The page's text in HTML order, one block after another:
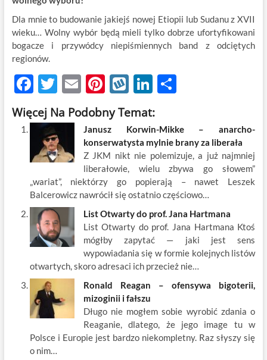
Dla mnie to budowanie jakiejś nowej Etiopii lub Sudanu z XVII
wieku… Wolny wybór będą mieli tylko dobrze ufortyfikowani
bogacze i przywódcy niepiśmiennych band z odciętych
regionów.
F
ac
e
b
o
o
k
T
w
itt
er
E
m
ail
Pi
nt
er
es
t
W
k
o
p
Li
k
e
dI
n
S
ar
e
Więcej Na Podobny Temat:
Janusz Korwin-Mikke – anarcho-
konserwatysta mylnie brany za liberała
Z JKM nikt nie polemizuje, a już najmniej
liberałowie, wielu zbywa go słowem”
„wariat”, niektórzy go popierają – nawet Leszek
Balcerowicz nawrócił się ostatnio częściowo…
List Otwarty do prof. Jana Hartmana
List Otwarty do prof. Jana Hartmana Ktoś
mógłby zapytać — jaki jest sens
wypowiadania się w formie kolejnych listów
otwartych, skoro adresaci ich przecież nie…
Ronald Reagan – ofensywa bigoterii,
mizoginii i fałszu
Długo nie mogłem sobie wyrobić zdania o
Reaganie, dlatego, że jego image tu w
Polsce i Europie jest bardzo niekompletny. Raz słyszy się
o nim…